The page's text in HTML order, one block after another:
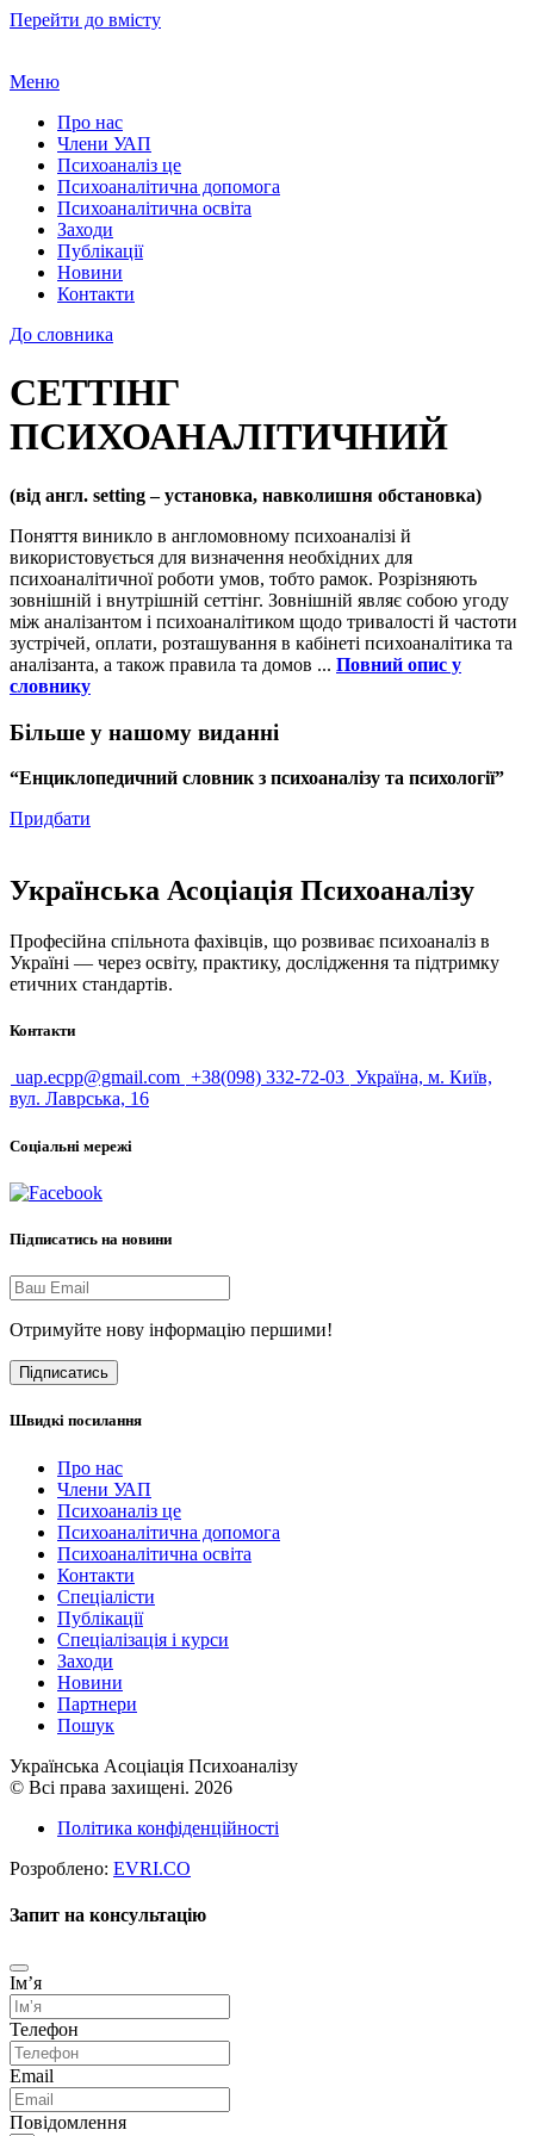
Перейти до вмісту
Меню
Про нас
Члени УАП
Психоаналіз це
Психоаналітична допомога
Психоаналітична освіта
Заходи
Публікації
Новини
Контакти
До словника
СЕТТІНГ
ПСИХОАНАЛІТИЧНИЙ
(від англ. setting – установка, навколишня обстановка)
Поняття виникло в англомовному психоаналізі й
використовується для визначення необхідних для
психоаналітичної роботи умов, тобто рамок. Розрізняють
зовнішній і внутрішній сеттінг. Зовнішній являє собою угоду
між аналізантом і психоаналітиком щодо тривалості й частоти
зустрічей, оплати, розташування в кабінеті психоаналітика та
аналізанта, а також правила та домов ... Повний опис у
словнику
Більше у нашому виданні
“Енциклопедичний словник з психоаналізу та психології”
Придбати
Українська Асоціація Психоаналізу
Професійна спільнота фахівців, що розвиває психоаналіз в
Україні — через освіту, практику, дослідження та підтримку
етичних стандартів.
Контакти
uap.ecpp@gmail.com +38(098) 332-72-03 Україна, м. Київ,
вул. Лаврська, 16
Соціальні мережі
Підписатись на новини
Отримуйте нову інформацію першими!
Підписатись
Швидкі посилання
Про нас
Члени УАП
Психоаналіз це
Психоаналітична допомога
Психоаналітична освіта
Контакти
Спеціалісти
Публікації
Cпеціалізація і курси
Заходи
Новини
Партнери
Пошук
Українська Асоціація Психоаналізу
© Всі права захищені. 2026
Політика конфіденційності
Розроблено: EVRI.CO
Запит на консультацію
Імʼя
Телефон
Email
Повідомлення